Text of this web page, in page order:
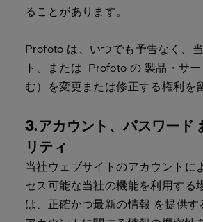
ることがあります。
Profoto は、いつでも予告なく、
ト、または Profoto の 製品・サ
む）を変更または修正する権利を
3.アカウント、パスワード
リティ
当社ウェブサイトのアカウントに
セス可能な当社の機能を利用する
は、正確かつ最新の情報 を提供